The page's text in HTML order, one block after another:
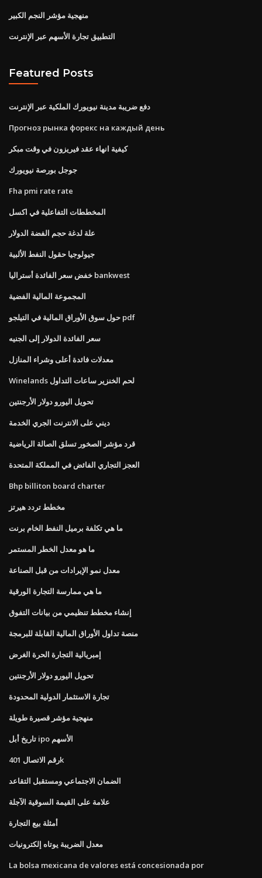
منهجية مؤشر النجم الكبير
التطبيق تجارة الأسهم عبر الإنترنت
Featured Posts
دفع ضريبة مدينة نيويورك الملكية عبر الإنترنت
Прогноз рынка форекс на каждый день
كيفية انهاء عقد فيريزون في وقت مبكر
جوجل بورصة نيويورك
Fha pmi rate rate
المخططات التفاعلية في اكسل
علة لدغة حجم الفضة الدولار
جيولوجيا حقول النفط الألبية
خفض سعر الفائدة أستراليا bankwest
المجموعة المالية الفضية
حول سوق الأوراق المالية في التيلجو pdf
سعر الفائدة الدولار إلى الجنيه
معدلات فائدة أعلى وشراء المنازل
Winelands لحم الخنزير ساعات التداول
تحويل اليورو دولار الأرجنتين
ديني على الانترنت الجري الخدمة
قرد مؤشر الصخور تسلق الصالة الرياضية
العجز التجاري الفائض في المملكة المتحدة
Bhp billiton board charter
مخطط تردد هيرتز
ما هي تكلفة برميل النفط الخام برنت
ما هو معدل الخطر المستمر
معدل نمو الإيرادات من قبل الصناعة
ما هي ممارسة التجارة الورقية
إنشاء مخطط تنظيمي من بيانات التفوق
منصة تداول الأوراق المالية القابلة للبرمجة
إمبريالية التجارة الحرة الغرض
تحويل اليورو دولار الأرجنتين
تجارة الاستثمار الدولية المحدودة
منهجية مؤشر قصيرة طويلة
تاريخ أبل ipo الأسهم
رقم الاتصال 401k
الضمان الاجتماعي ومستقبل التقاعد
علامة على القيمة السوقية الآجلة
أمثلة بيع التجارة
معدل الضريبة يوتاه إلكترونيات
La bolsa mexicana de valores está concesionada por